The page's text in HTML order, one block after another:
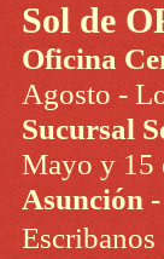
Sol de
Oficina
Agosto -
Sucursal
Mayo y 15
Asunción